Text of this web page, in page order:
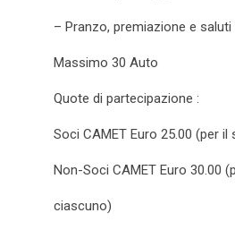
– Pranzo, premiazione e saluti
Massimo 30 Auto
Quote di partecipazione :
Soci CAMET Euro 25.00 (per
Non-Soci CAMET Euro 30.00
ciascuno)